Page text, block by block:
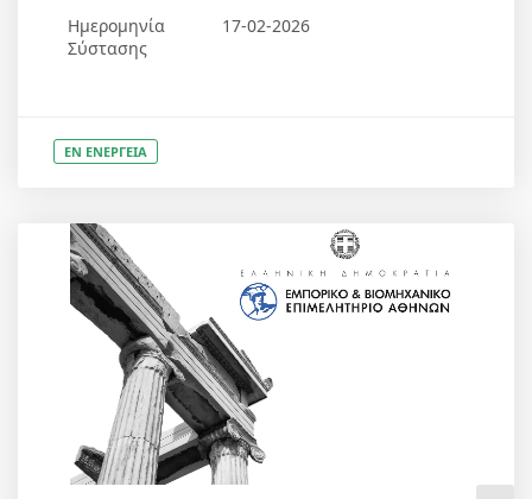
Ημερομηνία
Σύστασης
17-02-2026
ΕΝ ΕΝΕΡΓΕΙΑ